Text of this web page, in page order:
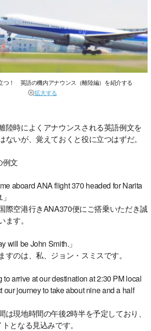
つ！ 英語の機内アナウンス（離陸編）を紹介する
拡大する
陸時によくアナウンスされる英語例文を
ないが、覚えておくと役に立つはずだ。
例文
aboard ANA flight 370 headed for Narita
際空港行きANA370便にご搭乗いただき誠
す。
will be John Smith.」
すのは、私、ジョン・スミスです。
to arrive at our destination at 2:30 PM local
our journey to take about nine and a half
は現地時間の午後2時半を予定しており、
となる見込みです。